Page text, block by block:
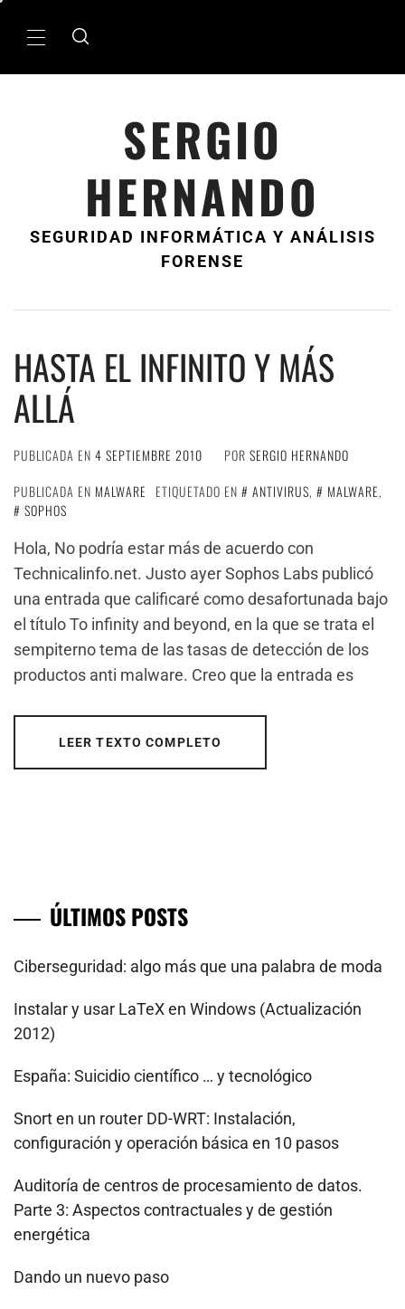
MenÃº
SERGIO
HERNANDO
SEGURIDAD INFORMÁTICA Y ANÁLISIS
FORENSE
HASTA EL INFINITO Y MÁS
ALLÁ
PUBLICADA EN 4 SEPTIEMBRE 2010 POR SERGIO HERNANDO
PUBLICADA EN MALWARE ETIQUETADO EN ANTIVIRUS, MALWARE,
SOPHOS
Hola, No podría estar más de acuerdo con
Technicalinfo.net. Justo ayer Sophos Labs publicó
una entrada que calificaré como desafortunada bajo
el título To infinity and beyond, en la que se trata el
sempiterno tema de las tasas de detección de los
productos anti malware. Creo que la entrada es
LEER TEXTO COMPLETO
ÚLTIMOS POSTS
Ciberseguridad: algo más que una palabra de moda
Instalar y usar LaTeX en Windows (Actualización
2012)
España: Suicidio científico … y tecnológico
Snort en un router DD-WRT: Instalación,
configuración y operación básica en 10 pasos
Auditoría de centros de procesamiento de datos.
Parte 3: Aspectos contractuales y de gestión
energética
Dando un nuevo paso